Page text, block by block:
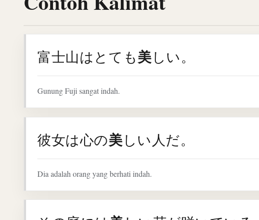
富士山はとても美しい。
Gunung Fuji sangat indah.
彼女は心の美しい人だ。
Dia adalah orang yang berhati indah.